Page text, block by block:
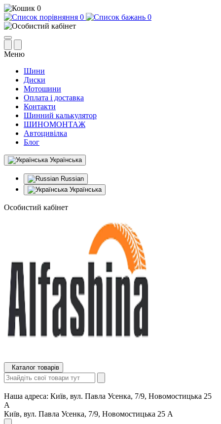
0
0
0
Меню
Шини
Диски
Мотошини
Оплата і доставка
Контакти
Шинний калькулятор
ШИНОМОНТАЖ
Автоцивілка
Блог
Українська
Russian
Українська
Особистий кабінет
Каталог товарів
Наша адреса: Київ, вул. Павла Усенка, 7/9, Новомостицька 25
А
Київ, вул. Павла Усенка, 7/9, Новомостицька 25 А